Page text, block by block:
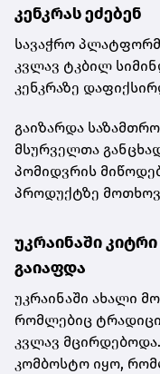
კენკრას ეძებენ
სავაჭრო
კვლავ ტკბილ
კენკრაზე
გაიზარდა
მსურველთა
პომიდვრის
პროდუქტზე
უკრაინაში
გაიაფდა
უკრაინაში ახალი
რომლებიც
კვლავ
კომბოსტო იყო,